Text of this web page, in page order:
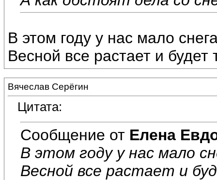
В этом году у нас мало
Весной все растает и
Вячеслав Серёгин
Цитата:
Сообщение от Елена
В этом году у нас мало
Весной все растает и